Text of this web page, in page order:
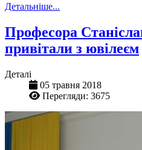
Детальніше...
Професора
привітали з ювілеєм
Деталі
05 травня 2018
Перегляди: 3675